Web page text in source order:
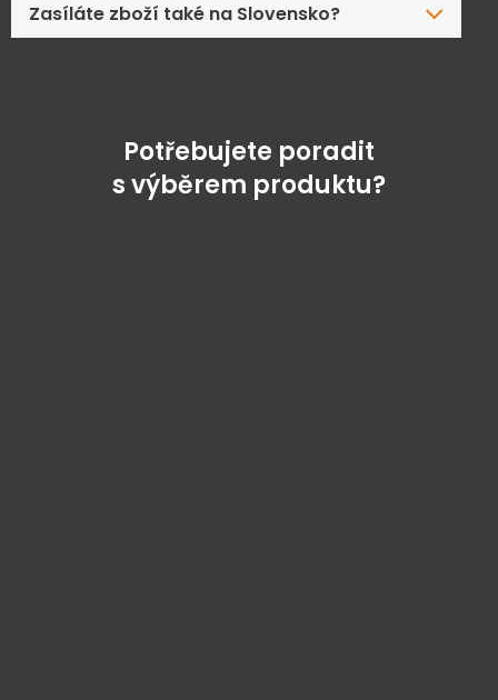
Zasíláte zboží také na Slovensko?
Potřebujete poradit
s výběrem produktu?